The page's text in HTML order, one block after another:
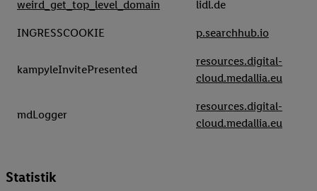
weird_get_top_level_domain lidl.de
INGRESSCOOKIE p.searchhub.io
kampyleInvitePresented
resources.digital-
cloud.medallia.eu
mdLogger
resources.digital-
cloud.medallia.eu
Statistik